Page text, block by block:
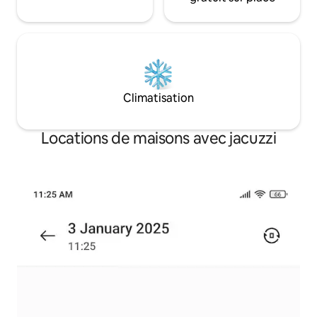
Climatisation
Locations de maisons avec jacuzzi